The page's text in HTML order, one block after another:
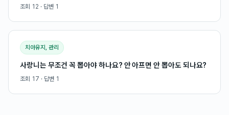
조회 12 · 답변 1
치아유지, 관리
사랑니는 무조건 꼭 뽑아야 하나요? 안 아프면 안 뽑아도 되나요?
조회 17 · 답변 1